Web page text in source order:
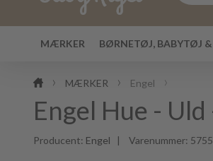
MÆRKER BØRNETØJ, BABYTØJ &
MÆRKER Engel
Engel Hue -
Producent: Engel | Varenummer: